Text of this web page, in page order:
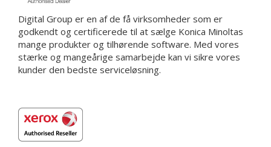
Digital Group er en af de få virksomheder som er
godkendt og certificerede til at sælge Konica Minoltas
mange produkter og tilhørende software. Med vores
stærke og mangeårige samarbejde kan vi sikre vores
kunder den bedste serviceløsning.